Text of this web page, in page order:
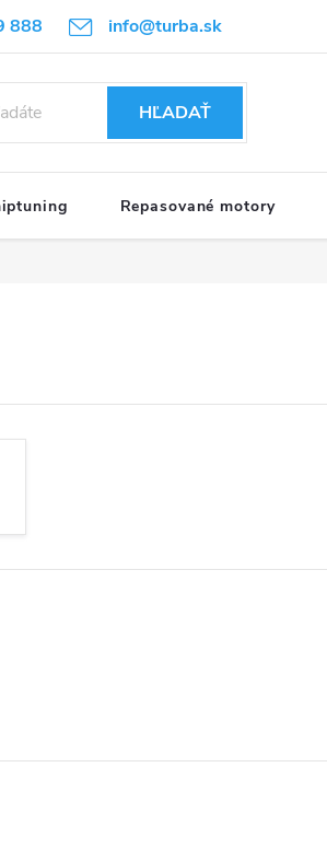
888 info@turba.sk
HĽADAŤ
Repasované motory